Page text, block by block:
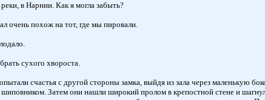
в Нарнии. Как я могла забыть?
очень похож на тот, где мы пировали.
сухого хвороста.
счастья с другой стороны замка, выйдя из зала через маленькую
Затем они нашли широкий пролом в крепостной стене и